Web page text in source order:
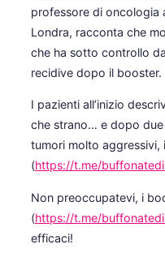
professore di oncologia
Londra, racconta che
che ha sotto controllo
recidive dopo il booster.
I pazienti all’inizio
che strano… e dopo
tumori molto
(https://t.me/
Non preoccupatevi, i
(https://t.me/
efficaci!